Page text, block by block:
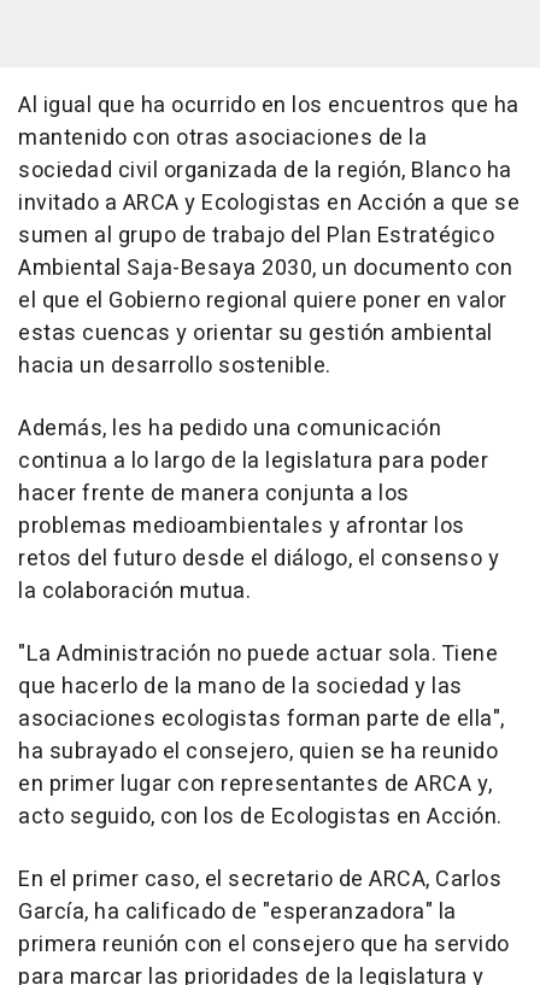
Al igual que ha ocurrido en los encuentros que ha
mantenido con otras asociaciones de la
sociedad civil organizada de la región, Blanco ha
invitado a ARCA y Ecologistas en Acción a que se
sumen al grupo de trabajo del Plan Estratégico
Ambiental Saja-Besaya 2030, un documento con
el que el Gobierno regional quiere poner en valor
estas cuencas y orientar su gestión ambiental
hacia un desarrollo sostenible.
Además, les ha pedido una comunicación
continua a lo largo de la legislatura para poder
hacer frente de manera conjunta a los
problemas medioambientales y afrontar los
retos del futuro desde el diálogo, el consenso y
la colaboración mutua.
"La Administración no puede actuar sola. Tiene
que hacerlo de la mano de la sociedad y las
asociaciones ecologistas forman parte de ella",
ha subrayado el consejero, quien se ha reunido
en primer lugar con representantes de ARCA y,
acto seguido, con los de Ecologistas en Acción.
En el primer caso, el secretario de ARCA, Carlos
García, ha calificado de "esperanzadora" la
primera reunión con el consejero que ha servido
para marcar las prioridades de la legislatura y